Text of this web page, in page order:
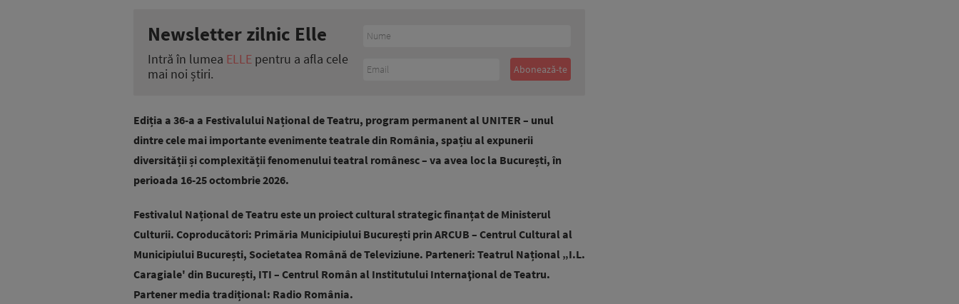
Newsletter zilnic Elle
Intră în lumea ELLE pentru a afla cele
mai noi știri.
Ediția a 36-a a Festivalului Național de Teatru, program permanent al UNITER – unul
dintre cele mai importante evenimente teatrale din România, spațiu al expunerii
diversității și complexității fenomenului teatral românesc – va avea loc la București, în
perioada 16-25 octombrie 2026.
Festivalul Național de Teatru este un proiect cultural strategic finanțat de Ministerul
Culturii. Coproducători: Primăria Municipiului București prin ARCUB – Centrul Cultural al
Municipiului București, Societatea Română de Televiziune. Parteneri: Teatrul Național „I.L.
Caragiale' din București, ITI – Centrul Român al Institutului Internaţional de Teatru.
Partener media tradițional: Radio România.